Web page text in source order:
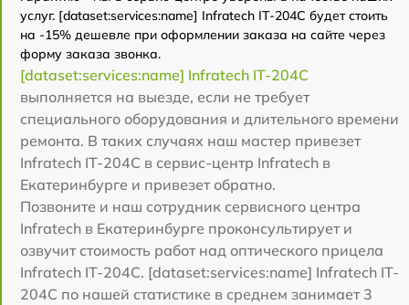
услуг. [dataset:services:name] Infratech IT-204C будет стоить
на -15% дешевле при оформлении заказа на сайте через
форму заказа звонка.
[dataset:services:name] Infratech IT-204C
выполняется на выезде, если не требует
специального оборудования и длительного времени
ремонта. В таких случаях наш мастер привезет
Infratech IT-204C в сервис-центр Infratech в
Екатеринбурге и привезет обратно.
Позвоните и наш сотрудник сервисного центра
Infratech в Екатеринбурге проконсультирует и
озвучит стоимость работ над оптического прицела
Infratech IT-204C. [dataset:services:name] Infratech IT-
204C по нашей статистике в среднем занимает 3